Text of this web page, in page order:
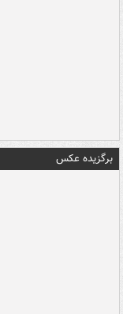
برگزیده عکس